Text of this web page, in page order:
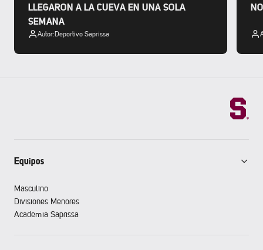
LLEGARON A LA CUEVA EN UNA SOLA
SEMANA
Autor:Deportivo Saprissa
Equipos
Masculino
Divisiones Menores
Academia Saprissa